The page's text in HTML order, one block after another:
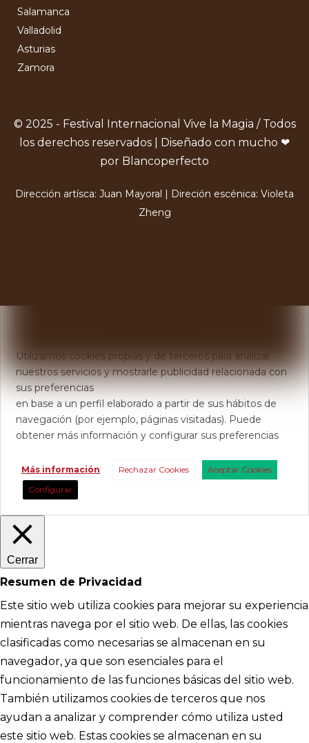
Salamanca
Valladolid
Asturias
Zamora
© 2025 - Festival Internacional Vive la Magia / Todos
los derechos reservados | Diseñado con mucho ❤
por Blancoperfecto
Dirección artísca: Juan Mayoral | Direción escénica: Violeta
Zheng
Utilizamos cookies propias y de terceros para analizar
nuestros servicios y mostrarle publicidad relacionada con
sus preferencias
en base a un perfil elaborado a partir de sus hábitos de
navegación (por ejemplo, páginas visitadas). Puede
obtener más información y configurar sus preferencias
Más información Rechazar Cookies
Aceptar Cookies
Configurar
Cerrar
Resumen de Privacidad
Este sitio web utiliza cookies para mejorar su experiencia
mientras navega por el sitio web. De ellas, las cookies
clasificadas como necesarias se almacenan en su
navegador, ya que son esenciales para el
funcionamiento de las funciones básicas del sitio web.
También utilizamos cookies de terceros que nos
ayudan a analizar y comprender cómo utiliza usted
este sitio web. Estas cookies se almacenan en su